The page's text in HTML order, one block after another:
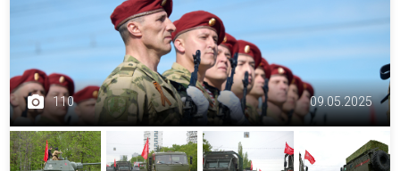
110 09.05.2025